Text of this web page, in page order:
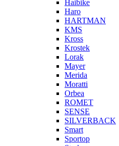
Haibike
Haro
HARTMAN
KMS
Kross
Krostek
Lorak
Mayer
Merida
Moratti
Orbea
ROMET
SENSE
SILVERBACK
Smart
Sportop